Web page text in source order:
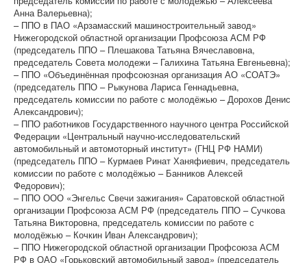
Анна Валерьевна);
– ППО в ПАО «Арзамасский машиностроительный завод»
Нижегородской областной организации Профсоюза АСМ РФ
(председатель ППО – Плешакова Татьяна Вячеславовна,
председатель Совета молодежи – Галихина Татьяна Евгеньевна);
– ППО «Объединённая профсоюзная организация АО «СОАТЭ»
(председатель ППО – Рыкунова Лариса Геннадьевна,
председатель комиссии по работе с молодёжью – Дорохов Денис
Александрович);
– ППО работников Государственного научного центра Российской
Федерации «Центральный научно-исследовательский
автомобильный и автомоторный институт» (ГНЦ РФ НАМИ)
(председатель ППО – Курмаев Ринат Ханяфиевич, председатель
комиссии по работе с молодёжью – Банников Алексей
Федорович);
– ППО ООО «Энгельс Свечи зажигания» Саратовской областной
организации Профсоюза АСМ РФ (председатель ППО – Сучкова
Татьяна Викторовна, председатель комиссии по работе с
молодёжью – Кочкин Иван Александрович);
– ППО Нижегородской областной организации Профсоюза АСМ
РФ в ОАО «Горьковский автомобильный завод» (председатель